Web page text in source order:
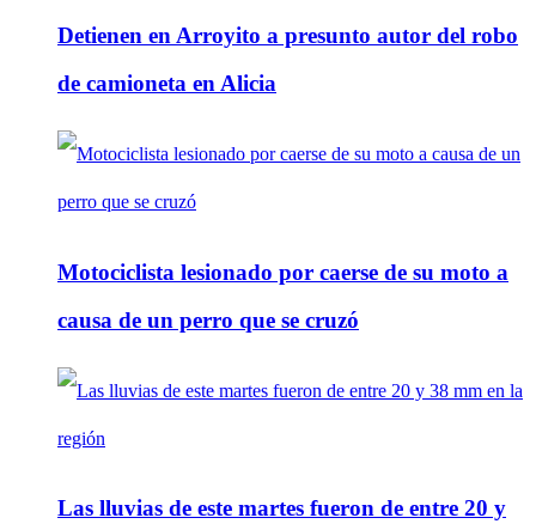
Detienen en Arroyito a presunto autor del robo
de camioneta en Alicia
Motociclista lesionado por caerse de su moto a
causa de un perro que se cruzó
Las lluvias de este martes fueron de entre 20 y